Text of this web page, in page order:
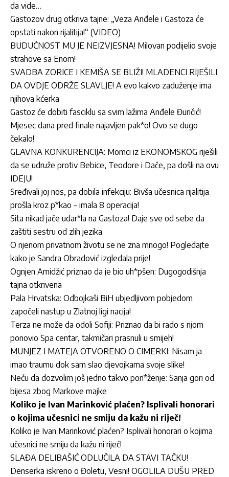
da vide…
Gastozov drug otkriva tajne: „Veza Anđele i Gastoza će
opstati nakon rijalitija!“ (VIDEO)
BUDUĆNOST MU JE NEIZVJESNA! Milovan podijelio svoje
strahove sa Enom!
SVADBA ZORICE I KEMIŠA SE BLIŽI! MLADENCI RIJEŠILI
DA OVDJE ODRŽE SLAVLJE! A evo kakvo zaduženje ima
njihova kćerka
Gastoz će dobiti fasciklu sa svim lažima Anđele Đuričić!
Mjesec dana pred finale najavljen pak*o! Ovo se dugo
čekalo!
GLAVNA KONKURENCIJA: Momci iz EKONOMSKOG riješili
da se udruže protiv Bebice, Teodore i Dače, pa došli na ovu
IDEJU!
Sređivali joj nos, pa dobila infekciju: Bivša učesnica rijalitija
prošla kroz p*kao – imala 8 operacija!
Sita nikad jače udar*la na Gastoza! Daje sve od sebe da
zaštiti sestru od zlih jezika
O njenom privatnom životu se ne zna mnogo! Pogledajte
kako je Sandra Obradović izgledala prije!
Ognjen Amidžić priznao da je bio uh*pšen: Dugogodišnja
tajna otkrivena
Pala Hrvatska: Odbojkaši BiH ubjedljivom pobjedom
započeli nastup u Zlatnoj ligi nacija!
Terza ne može da odoli Sofiji: Priznao da bi rado s njom
ponovio Spa centar, takmičari prasnuli u smijeh!
MUNJEZ I MATEJA OTVORENO O CIMERKI: Nisam ja
imao traumu dok sam slao djevojkama svoje slike!
Neću da dozvolim još jedno takvo pon*ženje: Sanja gori od
bijesa zbog Markove majke
Koliko je Ivan Marinković plaćen? Isplivali honorari
o kojima učesnici ne smiju da kažu ni riječ!
Koliko je Ivan Marinković plaćen? Isplivali honorari o kojima
učesnici ne smiju da kažu ni riječ!
SLAĐA DELIBAŠIĆ ODLUČILA DA STAVI TAČKU!
Denserka iskreno o Đoletu, Vesni! OGOLILA DUŠU PRED